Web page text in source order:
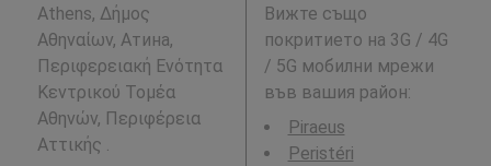
Athens, Δήμος
Αθηναίων, Атина,
Περιφερειακή Ενότητα
Κεντρικού Τομέα
Αθηνών, Περιφέρεια
Αττικής .
Вижте също
покритието на 3G / 4G
/ 5G мобилни мрежи
във вашия район:
Piraeus
Peristéri